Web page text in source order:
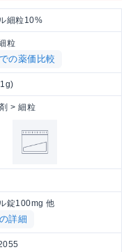
細粒10%
粒
の薬価比較
> 細粒
錠100mg 他
詳細